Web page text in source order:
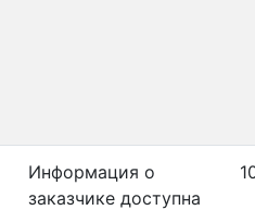
Информация о
заказчике доступна